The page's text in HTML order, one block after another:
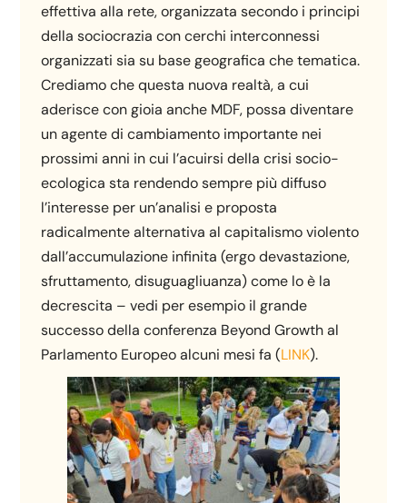
effettiva alla rete, organizzata secondo i principi
della sociocrazia con cerchi interconnessi
organizzati sia su base geografica che tematica.
Crediamo che questa nuova realtà, a cui
aderisce con gioia anche MDF, possa diventare
un agente di cambiamento importante nei
prossimi anni in cui l’acuirsi della crisi socio-
ecologica sta rendendo sempre più diffuso
l’interesse per un’analisi e proposta
radicalmente alternativa al capitalismo violento
dall’accumulazione infinita (ergo devastazione,
sfruttamento, disuguagliuanza) come lo è la
decrescita – vedi per esempio il grande
successo della conferenza Beyond Growth al
Parlamento Europeo alcuni mesi fa (LINK).